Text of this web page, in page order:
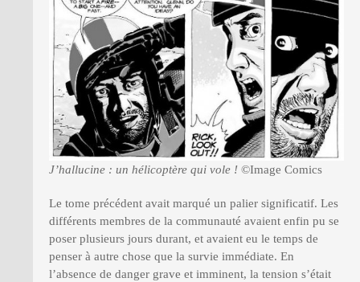
J’hallucine : un hélicoptère qui vole ! ©Image Comics
Le tome précédent avait marqué un palier significatif. Les
différents membres de la communauté avaient enfin pu se
poser plusieurs jours durant, et avaient eu le temps de
penser à autre chose que la survie immédiate. En
l’absence de danger grave et imminent, la tension s’était